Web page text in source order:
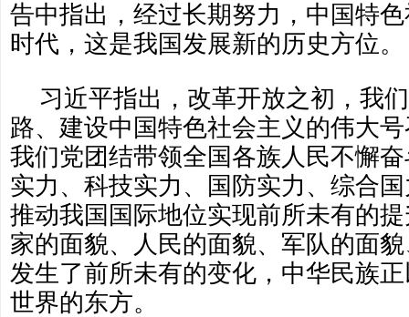
告中指出，经过长期努力，中国特
时代，这是我国发展新的历史方位。
习近平指出，改革开放之初，我
路、建设中国特色社会主义的伟大
我们党团结带领全国各族人民不懈
实力、科技实力、国防实力、综合
推动我国国际地位实现前所未有的
家的面貌、人民的面貌、军队的面
发生了前所未有的变化，中华民族
世界的东方。